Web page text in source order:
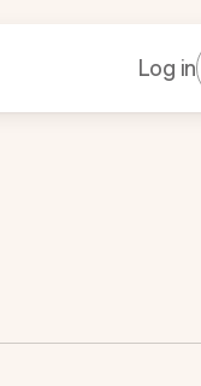
Log in